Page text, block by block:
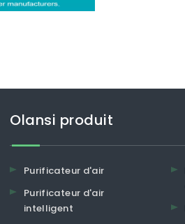
Olansi produit
Purificateur d'air
Purificateur d'air
intelligent